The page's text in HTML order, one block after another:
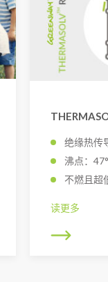
绝缘热传
沸点：
不燃且超
读更多